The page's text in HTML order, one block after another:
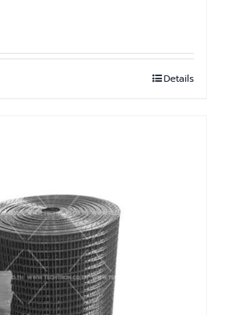
Details